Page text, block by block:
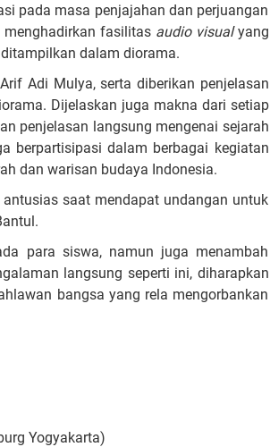
pada masa penjajahan dan perjuangan
menghadirkan fasilitas audio visualyang
dalam diorama.
Adi Mulya, serta diberikan penjelasan
Dijelaskan juga makna dari setiap
penjelasan langsung mengenai sejarah
berpartisipasi dalam berbagai kegiatan
dan warisan budaya Indonesia.
saat mendapat undangan untuk
para siswa, namun juga menambah
langsung seperti ini, diharapkan
bangsa yang rela mengorbankan
Yogyakarta)